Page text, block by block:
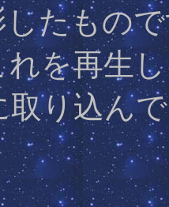
たもの
を再生
取り込ん